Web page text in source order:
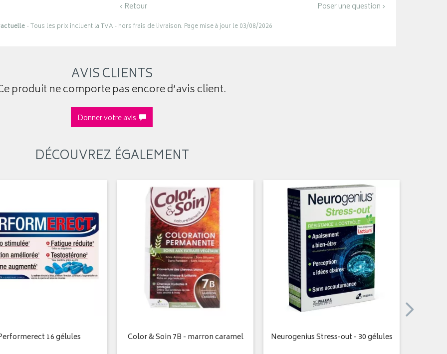
‹ Retour Poser une question ›
- Tous les prix incluent la TVA - hors frais de livraison. Page mise à jour le 03/08/2026
AVIS CLIENTS
produit ne comporte pas encore d’avis client.
Donner votre avis
DÉCOUVREZ ÉGALEMENT
16 gélules Color & Soin 7B - marron caramel Neurogenius Stress-out - 30 gélules